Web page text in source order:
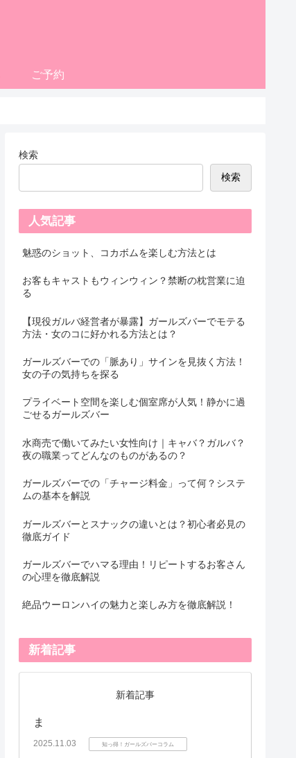
ご予約
検索
検索
人気記事
魅惑のショット、コカボムを楽しむ方法とは
お客もキャストもウィンウィン？禁断の枕営業に迫
る
【現役ガルバ経営者が暴露】ガールズバーでモテる
方法・女のコに好かれる方法とは？
ガールズバーでの「脈あり」サインを見抜く方法！
女の子の気持ちを探る
プライベート空間を楽しむ個室席が人気！静かに過
ごせるガールズバー
水商売で働いてみたい女性向け｜キャバ？ガルバ？
夜の職業ってどんなのものがあるの？
ガールズバーでの「チャージ料金」って何？システ
ムの基本を解説
ガールズバーとスナックの違いとは？初心者必見の
徹底ガイド
ガールズバーでハマる理由！リピートするお客さん
の心理を徹底解説
絶品ウーロンハイの魅力と楽しみ方を徹底解説！
新着記事
新着記事
ま
2025.11.03 知っ得！ガールズバーコラム